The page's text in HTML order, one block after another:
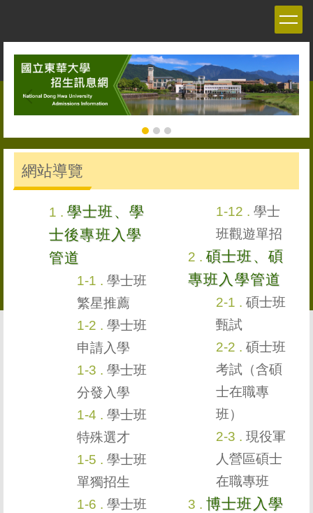
主
網站導覽
學士班、學
士後專班入學
管道
學士班
繁星推薦
學士班
申請入學
學士班
分發入學
學士班
特殊選才
學士班
單獨招生
學士班
學士
班觀遊單招
碩士班、碩
專班入學管道
碩士班
甄試
碩士班
考試（含碩
士在職專
班）
現役軍
人營區碩士
在職專班
博士班入學